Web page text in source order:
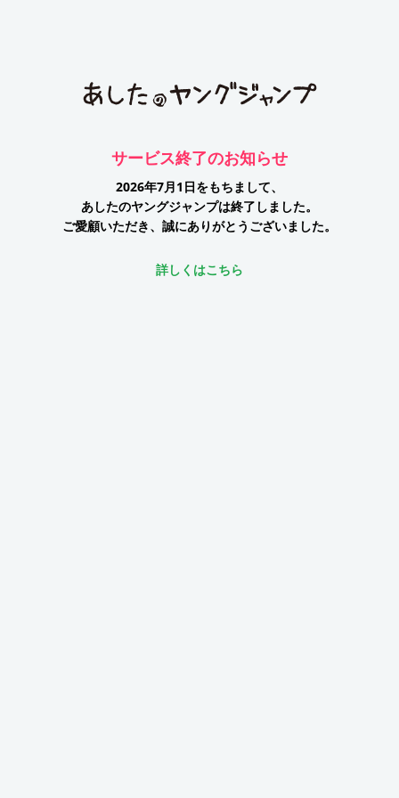
サービス終了のお知らせ
2026年7月1日をもちまして、
あしたのヤングジャンプは終了しました。
ご愛顧いただき、誠にありがとうございました。
詳しくはこちら